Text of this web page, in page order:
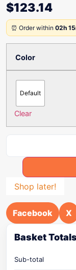
$123.14
⏰ Order within 02h
Color
Default
Clear
Shop later!
Facebook X
Basket Totals
Sub-total